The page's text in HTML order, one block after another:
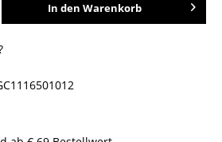
In den Warenkorb